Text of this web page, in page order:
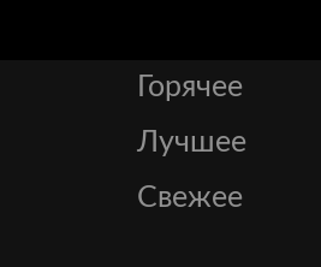
Горячее
Лучшее
Свежее